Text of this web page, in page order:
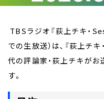
TBSラジオ『荻上チキ・
での生放送）は、『荻上チ
代の評論家・荻上チキが
す。